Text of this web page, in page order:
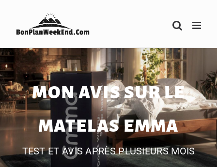
contenu
MON AVIS SUR LE
MATELAS EMMA
TEST ET AVIS APRÈS PLUSIEURS MOIS